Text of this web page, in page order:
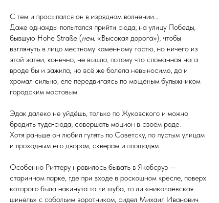
С тем и просыпался он в изрядном волнении...
Даже однажды попытался прийти сюда, на улицу Победы,
бывшую Hohe Straße (нем. «Высокая дорога»), чтобы
взглянуть в лицо местному каменному гостю, но ничего из
этой затеи, конечно, не вышло, потому что сломанная нога
вроде бы и зажила, но всё же болела невыносимо, да и
хромал сильно, еле передвигаясь по мощёным булыжником
городским мостовым.
Эдак далеко не уйдёшь, только по Жуковского и можно
бродить туда‑сюда, совершать моцион в своём роде.
Хотя раньше он любил гулять по Советску, по пустым улицам
и проходным его дворам, скверам и площадям.
Особенно Риттеру нравилось бывать в Якобс­руэ —
старинном парке, где при входе в роскошном кресле, поверх
которого была накинута то ли шуба, то ли «николаевская
шинель» с со­боль­им воротником, сидел Михаил Иванович